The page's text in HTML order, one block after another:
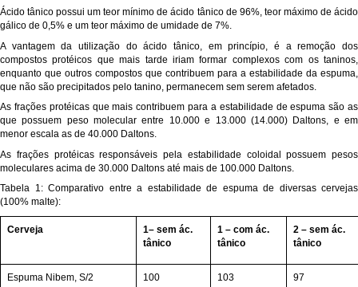
Ácido tânico possui um teor mínimo de ácido tânico de 96%, teor máximo de ácido
gálico de 0,5% e um teor máximo de umidade de 7%.
A vantagem da utilização do ácido tânico, em princípio, é a remoção dos
compostos protéicos que mais tarde iriam formar complexos com os taninos,
enquanto que outros compostos que contribuem para a estabilidade da espuma,
que não são precipitados pelo tanino, permanecem sem serem afetados.
As frações protéicas que mais contribuem para a estabilidade de espuma são as
que possuem peso molecular entre 10.000 e 13.000 (14.000) Daltons, e em
menor escala as de 40.000 Daltons.
As frações protéicas responsáveis pela estabilidade coloidal possuem pesos
moleculares acima de 30.000 Daltons até mais de 100.000 Daltons.
Tabela 1: Comparativo entre a estabilidade de espuma de diversas cervejas
(100% malte):
Cerveja
1– sem ác.
tânico
1 – com ác.
tânico
2 – sem ác.
tânico
Espuma Nibem, S/2
100 103 97